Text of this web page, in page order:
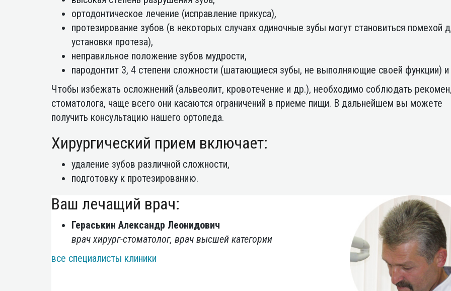
ортодонтическое лечение (исправление прикуса),
протезирование зубов (в некоторых случаях одиночные зубы могут становиться помехой
установки протеза),
неправильное положение зубов мудрости,
пародонтит 3, 4 степени сложности (шатающиеся зубы, не выполняющие своей функции) и
Чтобы избежать осложнений (альвеолит, кровотечение и др.), необходимо соблюдать
стоматолога, чаще всего они касаются ограничений в приеме пищи. В дальнейшем вы можете
получить консультацию нашего ортопеда.
Хирургический прием включает:
удаление зубов различной сложности,
подготовку к протезированию.
Ваш лечащий врач:
Гераськин Александр Леонидович
врач хирург-стоматолог, врач высшей категории
все специалисты клиники